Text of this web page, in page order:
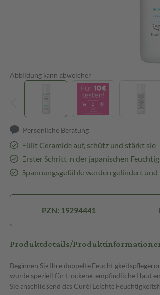
Abbildung kann abweichen
Persönliche Beratung
Füllt Ceramide auf, schütz und stärkt sie
Erster Schritt in der japanischen
Spannungsgefühle werden gelindert
PZN: 19294441
Produktdetails/
Beginnen Sie Ihre doppelte
wurde speziell für trockene, empfindliche Haut
Sie anschließend das Curél Leichte